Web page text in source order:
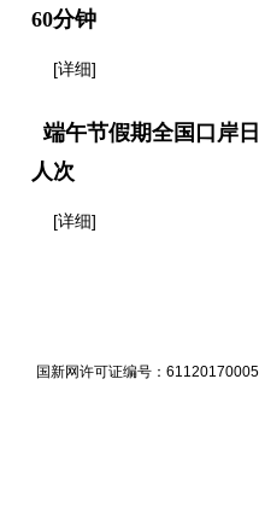
60分钟
[详细]
端午节假期全国口岸
人次
[详细]
国新网许可证编号：